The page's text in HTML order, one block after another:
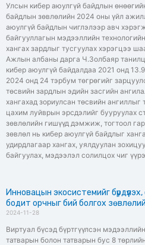
Улсын кибер аюулгүй байдлын
байдлын зөвлөлийн 2024 оны үйл
аюулгүй байдлын чиглэлээр авч
байгууллагын мэдээллийн
хангах зардлыг тусгуулах хэрэгцээ
Ажлын албаны дарга Ч.Золбаяр
кибер аюулгүй байдалдаа 2021 онд
2024 онд 24 тэрбум төгрөгийг
төсвийн зардлын эдийн засгийн
хангахад зориулсан төсвийн ангиллыг
цахим луйврын эрсдэлийг бууруулах
зөвлөлийн гишүүд дэмжиж, тогтоол
зөвлөл нь кибер аюулгүй байдлыг
удирдлагаар хангах, уялдуулан
байгуулах, мэдээлэл солилцох чиг
Инновацын экосистемийг
бодит орчныг бий болгох
2024-11-28
Виртуал бүсэд бүртгүүлсэн
татварын болон татварын бус 8